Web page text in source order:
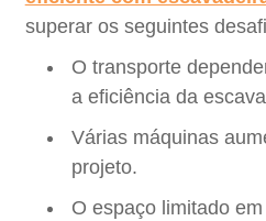
superar os seguintes
O transporte
a eficiência da
Várias máquinas
projeto.
O espaço limitado